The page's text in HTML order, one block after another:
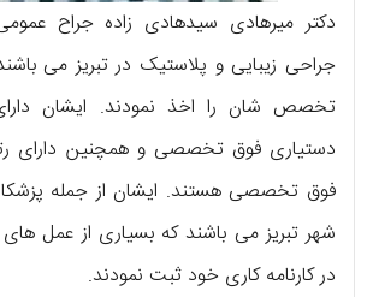
دکتر میرهادی سیدهادی زاده جراح
تخصص شان را اخذ نمودند. ایشان
دستیاری فوق تخصصی و همچنین دارای
فوق تخصصی هستند. ایشان از جمله
شهر تبریز می باشند که بسیاری از عمل های
در کارنامه کاری خود ثبت نمودند.